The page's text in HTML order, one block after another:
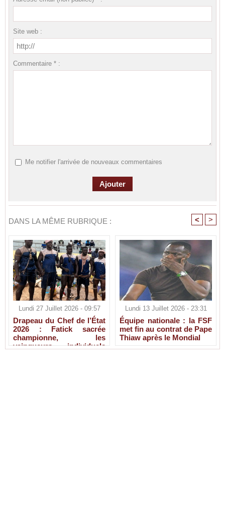
Site web :
Commentaire * :
Me notifier l'arrivée de nouveaux commentaires
DANS LA MÊME RUBRIQUE : < >
Lundi 27 Juillet 2026 - 09:57
Drapeau du Chef de l’État
2026 : Fatick sacrée
championne, les
vainqueurs individuels
Lundi 13 Juillet 2026 - 23:31
Équipe nationale : la FSF
met fin au contrat de Pape
Thiaw après le Mondial